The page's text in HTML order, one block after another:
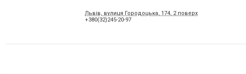
Львів, вулиця Городоцька, 174, 2 поверх
+380(32)245-20-97